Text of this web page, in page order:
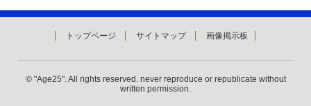
トップページ サイトマップ 画像掲示板
© "Age25". All rights reserved. never reproduce or republicate without
written permission.